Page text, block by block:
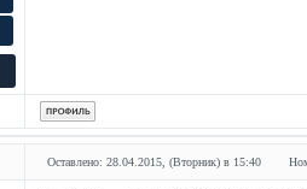
Оставлено: 28.04.2015, (Вторник) в 15:40